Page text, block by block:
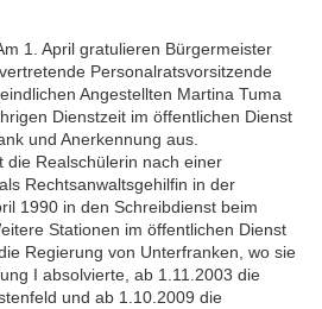
1. April gratulieren Bürgermeister
Personalratsvorsitzende
Angestellten Martina Tuma
Dienstzeit im öffentlichen Dienst
und Anerkennung aus.
die Realschülerin nach einer
Rechtsanwaltsgehilfin in der
1990 in den Schreibdienst beim
Stationen im öffentlichen Dienst
Regierung von Unterfranken, wo sie
I absolvierte, ab 1.11.2003 die
und ab 1.10.2009 die